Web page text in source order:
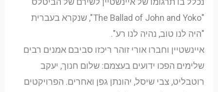
"The Ballad of John and Yoko", שנקרא בעברית
"היה לנו טוב, נהיה לנו רע".
איינשטיין וחברו אורי זוהר ריכזו סביבם אמנים רבים
שלימים הפכו ידועים בעצמם: שלום חנוך, יעקב
רוטבליט, צבי שיסל, יהונתן גפן ואחרים. הפרויקטים